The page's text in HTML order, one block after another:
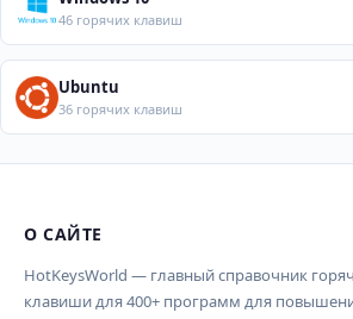
46 горячих клавиш
Ubuntu
36 горячих клавиш
Import Shortcuts from JSON
Проверка, доработка и
(AI)
О САЙТЕ
HotKeysWorld — главный справочник
клавиши для 400+ программ для